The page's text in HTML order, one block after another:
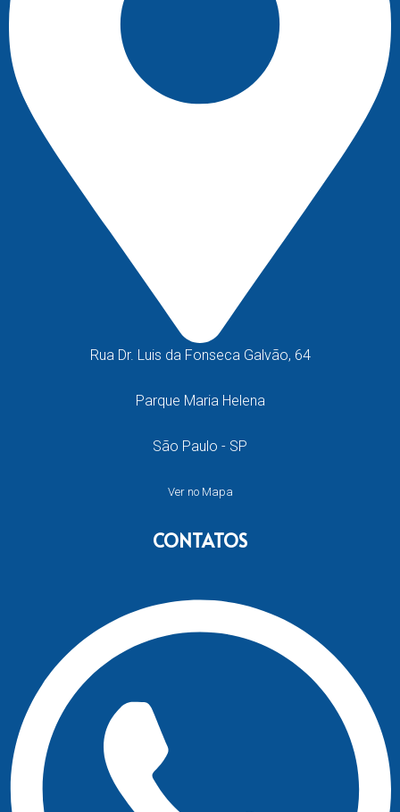
Rua Dr. Luis da Fonseca Galvão, 64
Parque Maria Helena
São Paulo - SP
Ver no Mapa
CONTATOS